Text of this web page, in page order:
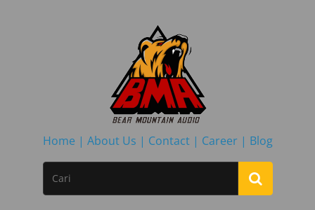
Home | About Us | Contact | Career | Blog